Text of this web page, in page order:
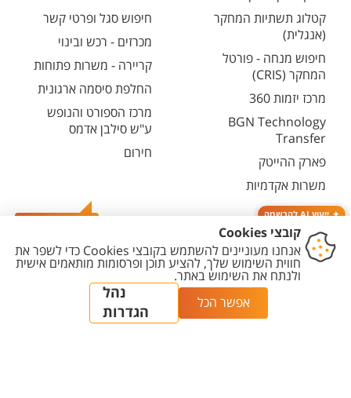
ייעוץ AI להרשמה
קטלוג תשתיות המחקר
(אנגלית)
חיפוש מנחה - פורטל
המחקר (CRIS)
מרכז יזמות 360
BGN Technology
Transfer
פארק ההייטק
משרות אקדמיות
חיפוש סגל ופרטי קשר
מכרזים - רכש ובינוי
קריירה - משרות פתוחות
החלפת סיסמה ארגונית
מרכז הספורט והנופש
ע"ש סילבן אדמס
חירום
נגישות
מדיניות
מדיניות עריכת
תוכן